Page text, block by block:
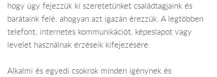
hogy úgy fejezzük ki szeretetünket családtagjaink és
barátaink felé, ahogyan azt igazán érezzük. A legtöbben
telefont, internetes kommunikációt, képeslapot vagy
levelet használnak érzéseik kifejezésére.
Alkalmi és egyedi csokrok minden igénynek és